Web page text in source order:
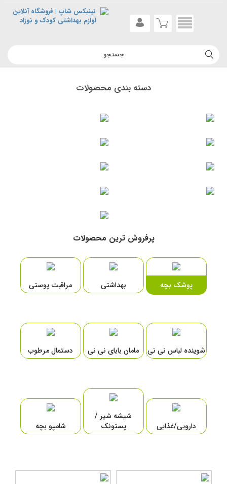
دسته بندی محصولات
پرفروش ترین محصولات
پوشک بچه بهداشتی مراقبت پوستی
شوینده لباس نی نی مامان بابای نی نی دستمال مرطوب
دارویی/غذایی
شیشه شیر /
پستونک
شامپو بچه